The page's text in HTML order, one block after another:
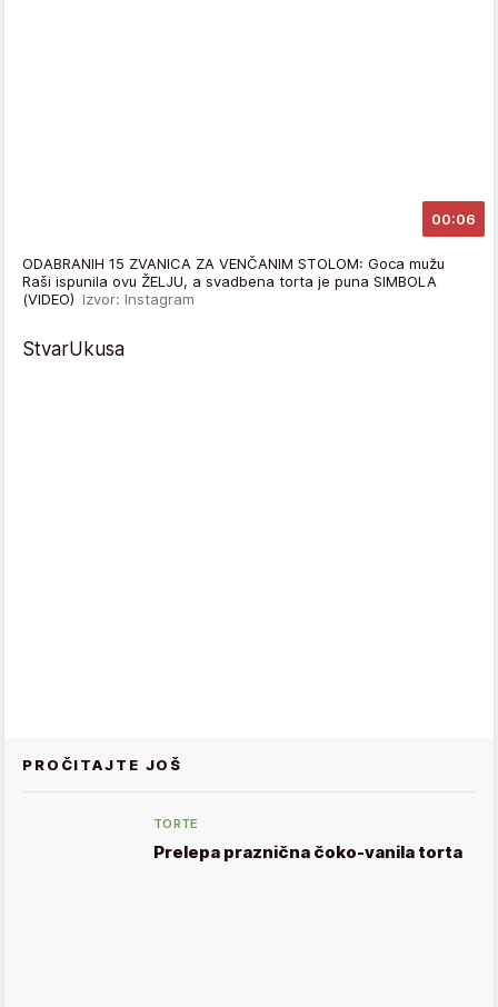
00:06
ODABRANIH 15 ZVANICA ZA VENČANIM STOLOM: Goca mužu
Raši ispunila ovu ŽELJU, a svadbena torta je puna SIMBOLA
(VIDEO) Izvor: Instagram
StvarUkusa
PROČITAJTE JOŠ
TORTE
Prelepa praznična čoko-vanila torta